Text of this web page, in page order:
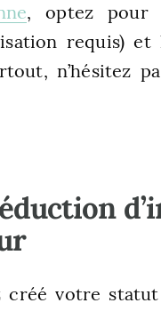
, optez pour
requis)
n’hésitez
créé votre